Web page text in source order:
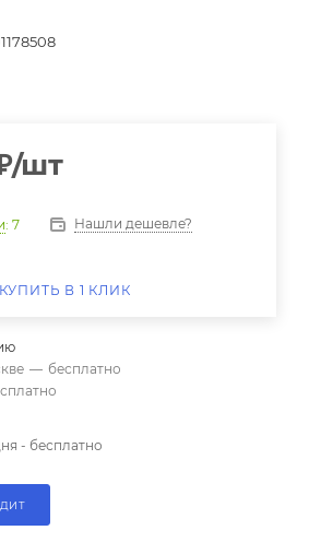
/шт
: 7 Нашли дешевле?
КУПИТЬ В 1 КЛИК
— бесплатно
- бесплатно